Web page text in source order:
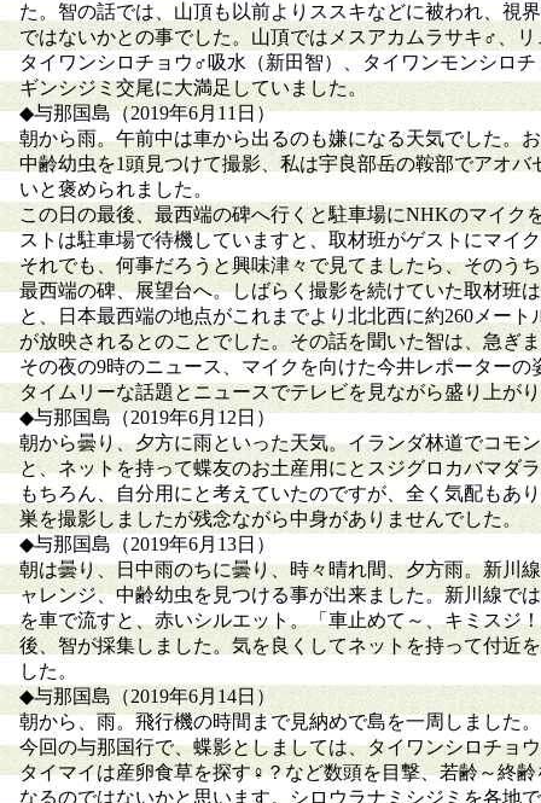
た。智の話では、山頂も以前よりススキなどに被われ、視
ではないかとの事でした。山頂ではメスアカムラサキ♂、
タイワンシロチョウ♂吸水（新田智）、タイワンモンシロ
ギンシジミ交尾に大満足していました。
◆与那国島（2019年6月11日）
朝から雨。午前中は車から出るのも嫌になる天気でした。
中齢幼虫を1頭見つけて撮影、私は宇良部岳の鞍部でアオ
いと褒められました。
この日の最後、最西端の碑へ行くと駐車場にNHKのマイク
ストは駐車場で待機していますと、取材班がゲストにマイ
それでも、何事だろうと興味津々で見てましたら、そのう
最西端の碑、展望台へ。しばらく撮影を続けていた取材班
と、日本最西端の地点がこれまでより北北西に約260メー
が放映されるとのことでした。その話を聞いた智は、急ぎ
その夜の9時のニュース、マイクを向けた今井レポーター
タイムリーな話題とニュースでテレビを見ながら盛り上が
◆与那国島（2019年6月12日）
朝から曇り、夕方に雨といった天気。イランダ林道でコモ
と、ネットを持って蝶友のお土産用にとスジグロカバマダ
もちろん、自分用にと考えていたのですが、全く気配もあ
巣を撮影しましたが残念ながら中身がありませんでした。
◆与那国島（2019年6月13日）
朝は曇り、日中雨のちに曇り、時々晴れ間、夕方雨。新川
ャレンジ、中齢幼虫を見つける事が出来ました。新川線で
を車で流すと、赤いシルエット。「車止めて～、キミスジ
後、智が採集しました。気を良くしてネットを持って付近
した。
◆与那国島（2019年6月14日）
朝から、雨。飛行機の時間まで見納めで島を一周しました。
今回の与那国行で、蝶影としましては、タイワンシロチョ
タイマイは産卵食草を探す♀？など数頭を目撃、若齢～終
なるのではないかと思います。シロウラナミシジミを各地